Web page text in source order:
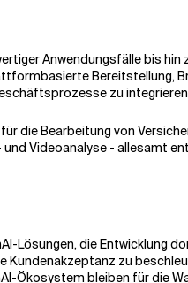
Anwendungsfälle bis hin
Bereitstellung,
zu
die Bearbeitung von
Videoanalyse - allesamt
die Entwicklung
zu
Ökosystem bleiben für die